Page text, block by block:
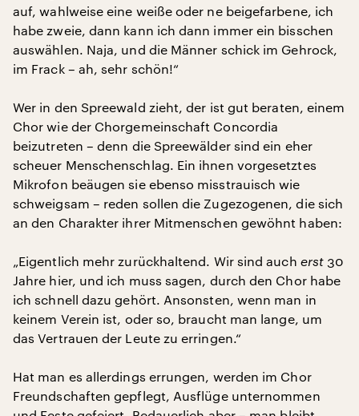
auf, wahlweise eine weiße oder ne beigefarbene, ich
habe zweie, dann kann ich dann immer ein bisschen
auswählen. Naja, und die Männer schick im Gehrock,
im Frack – ah, sehr schön!“
Wer in den Spreewald zieht, der ist gut beraten, einem
Chor wie der Chorgemeinschaft Concordia
beizutreten – denn die Spreewälder sind ein eher
scheuer Menschenschlag. Ein ihnen vorgesetztes
Mikrofon beäugen sie ebenso misstrauisch wie
schweigsam – reden sollen die Zugezogenen, die sich
an den Charakter ihrer Mitmenschen gewöhnt haben:
„Eigentlich mehr zurückhaltend. Wir sind auch erst 30
Jahre hier, und ich muss sagen, durch den Chor habe
ich schnell dazu gehört. Ansonsten, wenn man in
keinem Verein ist, oder so, braucht man lange, um
das Vertrauen der Leute zu erringen.“
Hat man es allerdings errungen, werden im Chor
Freundschaften gepflegt, Ausflüge unternommen